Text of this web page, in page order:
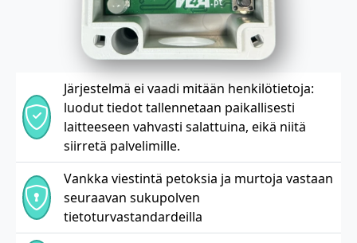
Järjestelmä ei vaadi mitään henkilötietoja:
luodut tiedot tallennetaan paikallisesti
laitteeseen vahvasti salattuina, eikä niitä
siirretä palvelimille.
Vankka viestintä petoksia ja murtoja vastaan
seuraavan sukupolven
tietoturvastandardeilla